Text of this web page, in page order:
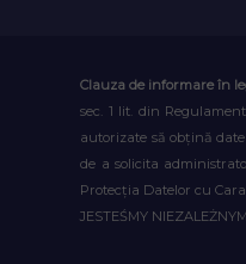
Clauza de informare în
sec. 1 lit. din
autorizate să obțină
de a solicita
Protecția Datelor cu
JESTEŚMY